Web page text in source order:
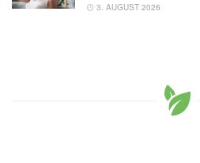
3. AUGUST 2026